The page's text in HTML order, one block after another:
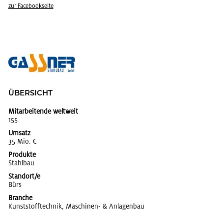
zur Face­book­sei­te
ÜBER­SICHT
Mitarbeitende weltweit
155
Umsatz
35 Mio. €
Produkte
Stahl­bau
Standort/e
Bürs
Branche
Kunst­stoff­tech­nik, Ma­schi­nen- & An­la­gen­bau